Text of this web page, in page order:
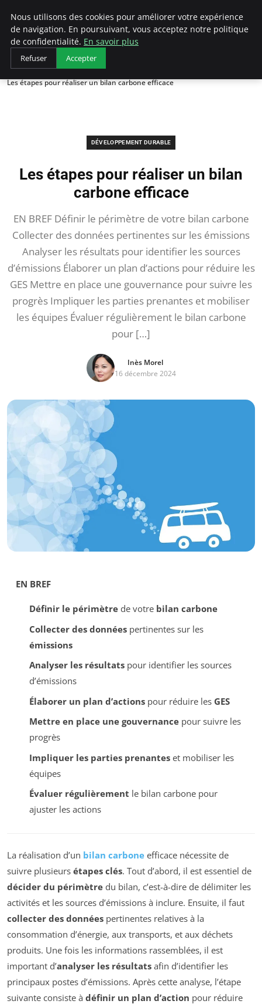
Arcticclimateemergency
Accueil
Développement durable
Les étapes pour réaliser un bilan carbone efficace
DÉVELOPPEMENT DURABLE
Les étapes pour réaliser un bilan
carbone efficace
EN BREF Définir le périmètre de votre bilan carbone
Collecter des données pertinentes sur les émissions
Analyser les résultats pour identifier les sources
d’émissions Élaborer un plan d’actions pour réduire les
GES Mettre en place une gouvernance pour suivre les
progrès Impliquer les parties prenantes et mobiliser
les équipes Évaluer régulièrement le bilan carbone
pour […]
Inès Morel
16 décembre 2024
EN BREF
Définir le périmètrede votre bilan carbone
Collecter des donnéespertinentes sur les
émissions
Analyser les résultatspour identifier les sources
d’émissions
Élaborer un plan d’actionspour réduire les GES
Mettre en place une gouvernancepour suivre les
progrès
Impliquer les parties prenanteset mobiliser les
équipes
Évaluer régulièrement le bilan carbone pour
ajuster les actions
La réalisation d’un bilan carbone efficace nécessite de
suivre plusieurs étapes clés. Tout d’abord, il est essentiel de
décider du périmètre du bilan, c’est-à-dire de délimiter les
activités et les sources d’émissions à inclure. Ensuite, il faut
collecter des données pertinentes relatives à la
consommation d’énergie, aux transports, et aux déchets
produits. Une fois les informations rassemblées, il est
important d’analyser les résultats afin d’identifier les
principaux postes d’émissions. Après cette analyse, l’étape
suivante consiste à définir un plan d’action pour réduire
Nous utilisons des cookies pour améliorer votre expérience
de navigation. En poursuivant, vous acceptez notre politique
de confidentialité. En savoir plus
Refuser Accepter